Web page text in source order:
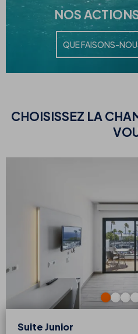
NOS
QUE FAISONS-
CHOISISSEZ LA
Suite Junior